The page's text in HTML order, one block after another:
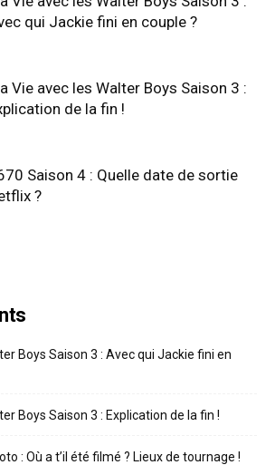
qui Jackie fini en couple ?
Vie avec les Walter Boys Saison 3 :
de la fin !
Saison 4 : Quelle date de sortie
?
Boys Saison 3 : Avec qui Jackie fini en
Boys Saison 3 : Explication de la fin !
: Où a t’il été filmé ? Lieux de tournage !